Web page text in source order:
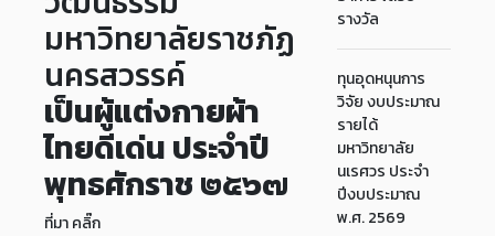
มหาวิทยาลัยราชภัฏ
นครสวรรค์
เป็นผู้แต่งกายผ้า
ไทยดีเด่น ประจำปี
พุทธศักราช ๒๕๖๗
ที่มาคลิ๊ก
รางวัล
ทุนอุดหนุนการ
วิจัย งบประมาณ
รายได้
มหาวิทยาลัย
นเรศวร ประจำ
ปีงบประมาณ
พ.ศ. 2569